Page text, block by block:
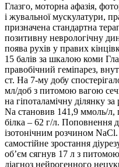
Глазго, моторна афазія,
і жувальної мускулатури,
призначена стандартна
позитивну неврологічну
поява рухів у правих
15 балів за шкалою коми
правобічний геміпарез,
ст. На 7-му добу
мл/доб з питомою вагою
на гіпоталамічну ділянку
Na становив 141,9 ммоль/л,
білка – 62 г/л. Поповнення
ізотонічним розчином
самостійне зростання
об’єм сягнув 17 л з
діагноз нейрогенного